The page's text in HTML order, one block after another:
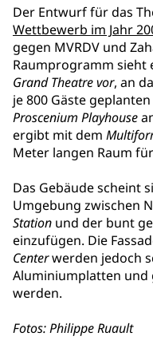
Der Entwurf für das
Wettbewerb im Jahr
gegen MVRDV und
Raumprogramm sieht
Grand Theatre vor, an
je 800 Gäste geplanten
Proscenium Playhouse
ergibt mit dem
Meter langen Raum
Das Gebäude scheint
Umgebung zwischen
Station und der bunt
einzufügen. Die
Centerwerden jedoch
Aluminiumplatten und
werden.
Fotos: Philippe Ruault